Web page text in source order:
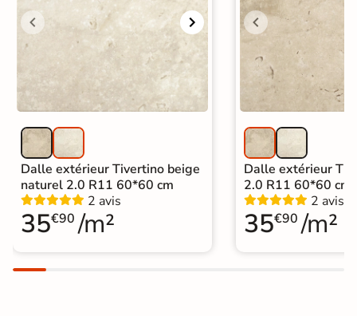
Dalle extérieur Tivertino beige
naturel 2.0 R11 60*60 cm
2 avis
35€90 /m²
Dalle extérieur
2.0 R11 60*60 cm
2 avis
35€90 /m²